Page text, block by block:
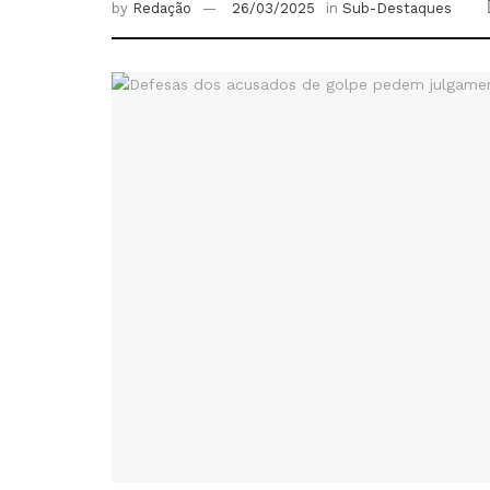
by Redação 26/03/2025 in Sub-Destaques